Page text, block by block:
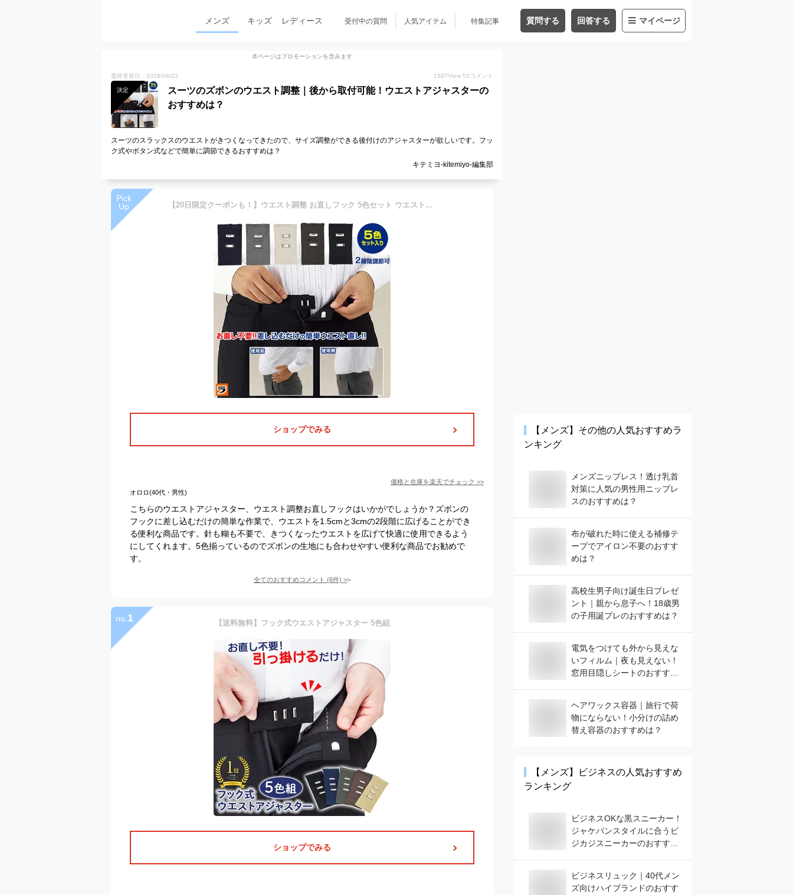
メンズ キッズ レディース 受付中の質問 人気アイテム 特集記事 質問する 回答する マイページ
本ページはプロモーションを含みます
最終更新日：2026/06/23 1587View 53 コメント
決定
スーツのズボンのウエスト調整｜後から取付可能！ウエストアジャスターの
おすすめは？
スーツのスラックスのウエストがきつくなってきたので、サイズ調整ができる後付けのアジャスターが欲しいです。フッ
ク式やボタン式などで簡単に調節できるおすすめは？
キテミヨ-kitemiyo-編集部
Pick
Up
【20日限定クーポンも！】ウエスト調整 お直しフック 5色セット ウエスト直しフック ズボン直し ウエストアジャスター 金具
ショップでみる
価格と在庫を楽天でチェック >>
オロロ(40代・男性)
こちらのウエストアジャスター、ウエスト調整お直しフックはいかがでしょうか？ズボンの
フックに差し込むだけの簡単な作業で、ウエストを1.5cmと3cmの2段階に広げることができ
る便利な商品です。針も糊も不要で、きつくなったウエストを広げて快適に使用できるよう
にしてくれます。5色揃っているのでズボンの生地にも合わせやすい便利な商品でお勧めで
す。
全てのおすすめコメント (6件) >
no. 1 【送料無料】フック式ウエストアジャスター 5色組
ショップでみる
【メンズ】 その他の人気おすすめラ
ンキング
メンズニップレス！透け乳首
対策に人気の男性用ニップレ
スのおすすめは？
布が破れた時に使える補修テ
ープでアイロン不要のおすす
めは？
高校生男子向け誕生日プレゼ
ント｜親から息子へ！18歳男
の子用誕プレのおすすめは？
電気をつけても外から見えな
いフィルム｜夜も見えない！
窓用目隠しシートのおすすめ
ヘアワックス容器｜旅行で荷
物にならない！小分けの詰め
替え容器のおすすめは？
【メンズ】 ビジネスの人気おすすめ
ランキング
ビジネスOKな黒スニーカー！
ジャケパンスタイルに合うビ
ジカジスニーカーのおすすめ
ビジネスリュック｜40代メン
ズ向けハイブランドのおすす